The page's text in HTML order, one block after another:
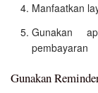
Manfaatkan
Gunakan
pembayaran
Gunakan